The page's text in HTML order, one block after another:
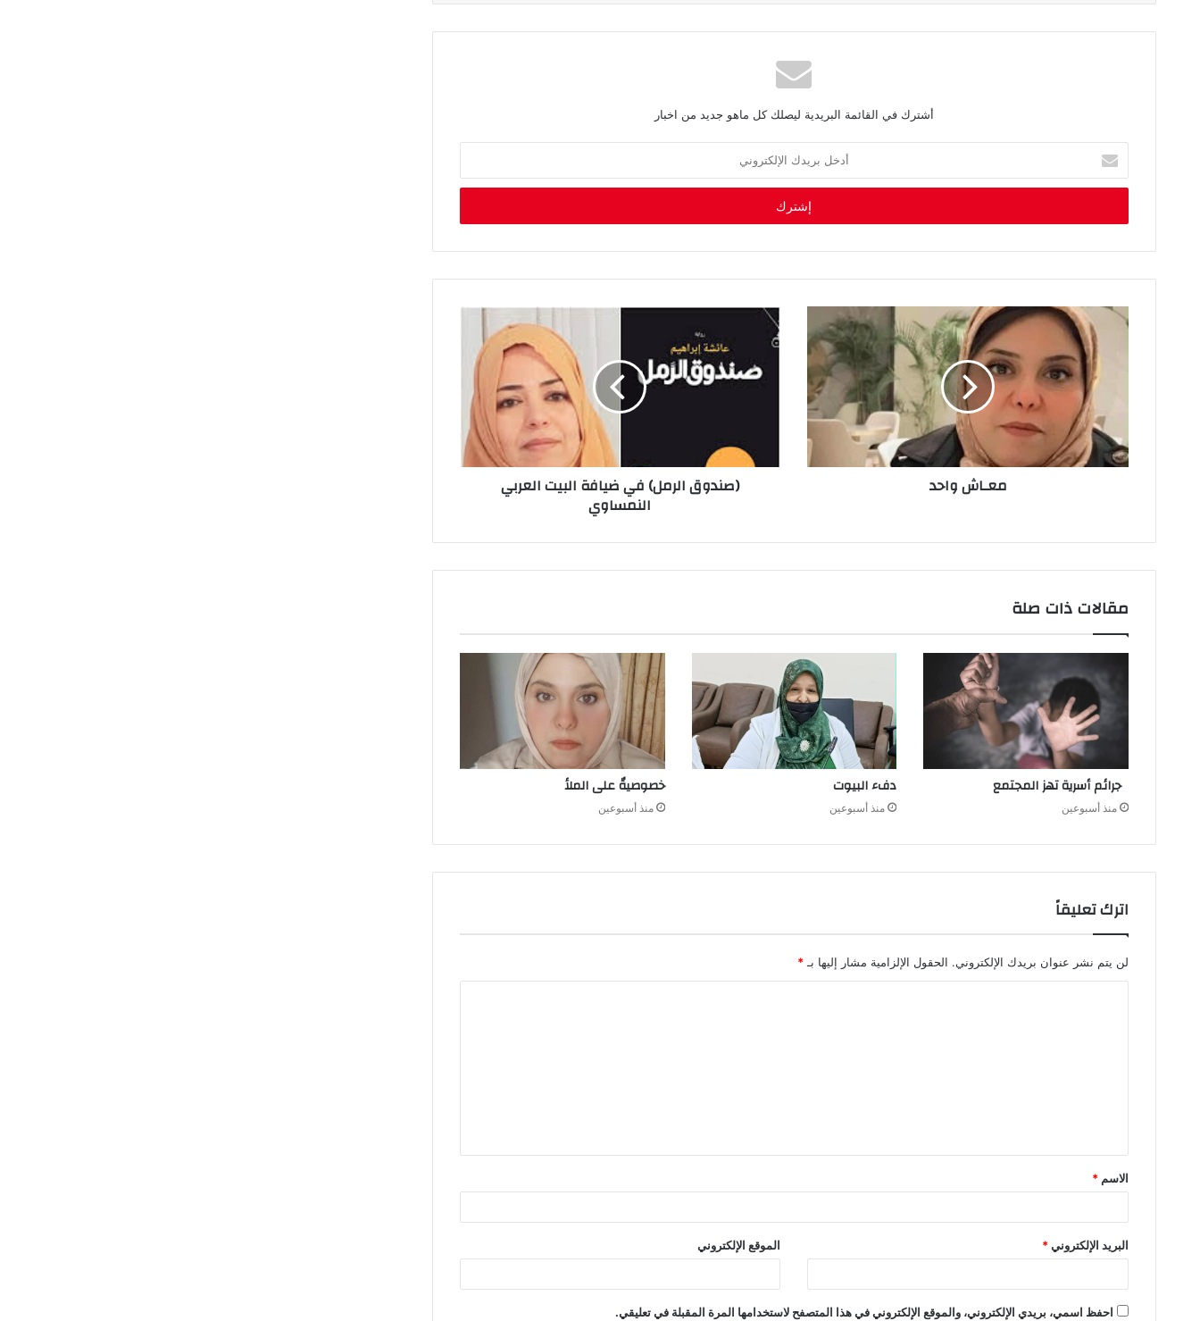
أشترك في القائمة البريدية ليصلك كل ماهو جديد من اخبار
خ
ب
د
ا
و
ن
معـاش‭ ‬واحد
‬النمساوي
مقالات ذات صلة
جرائم أسرية تهز المجتمع
منذ أسبوعين
دفء البيوت
منذ أسبوعين
خصوصيةٌ على الملأ
منذ أسبوعين
اترك تعليقاً
لن يتم نشر عنوان بريدك الإلكتروني. الحقول الإلزامية مشار إليها بـ *
ق
*
الاسم *
البريد الإلكتروني* الموقع الإلكتروني
احفظ اسمي، بريدي الإلكتروني، والموقع الإلكتروني في هذا المتصفح لاستخدامها المرة المقبلة في تعليقي.